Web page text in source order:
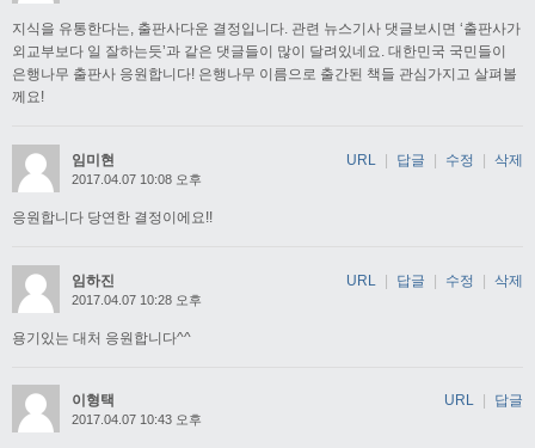
지식을 유통한다는, 출판사다운 결정입니다. 관련 뉴스기사 댓글보시면 ‘출판사가
외교부보다 일 잘하는듯’과 같은 댓글들이 많이 달려있네요. 대한민국 국민들이
은행나무 출판사 응원합니다! 은행나무 이름으로 출간된 책들 관심가지고 살펴볼
께요!
임미현
2017.04.07 10:08 오후
응원합니다 당연한 결정이에요!!
URL | 답글 | 수정 | 삭제
임하진
2017.04.07 10:28 오후
용기있는 대처 응원합니다^^
URL | 답글 | 수정 | 삭제
이형택
2017.04.07 10:43 오후
URL 답글